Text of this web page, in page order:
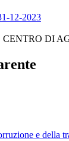
12-2023
DI
e della